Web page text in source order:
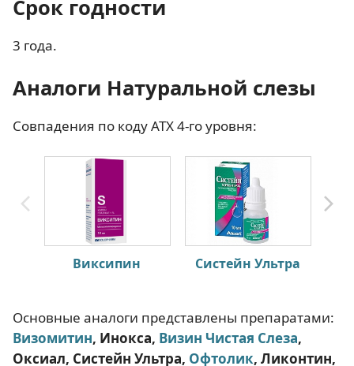
Срок годности
3 года.
Аналоги Натуральной слезы
Совпадения по коду АТХ 4-го уровня:
Виксипин Cистейн Ультра
Основные аналоги представлены препаратами:
Визомитин, Инокса, Визин Чистая Слеза,
Оксиал, Систейн Ультра, Офтолик, Ликонтин,